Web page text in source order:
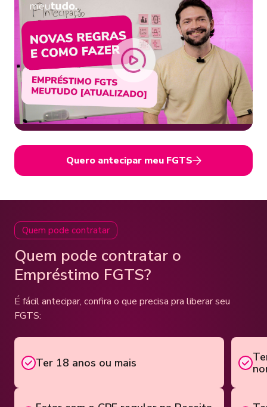
Quero antecipar meu FGTS
Quem pode contratar
Quem pode contratar o
Empréstimo FGTS?
É fácil antecipar, confira o que precisa pra liberar seu
FGTS:
Ter 18 anos ou mais